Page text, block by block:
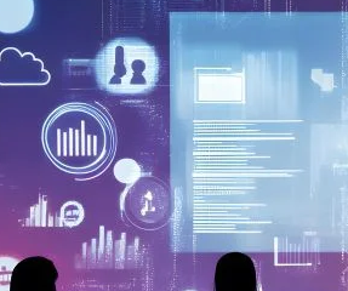
Bonaduz
Bonstetten
Bottighofen
Bremgarten bei Bern
Brig-Glis
Bronschhofen
Brugg AG